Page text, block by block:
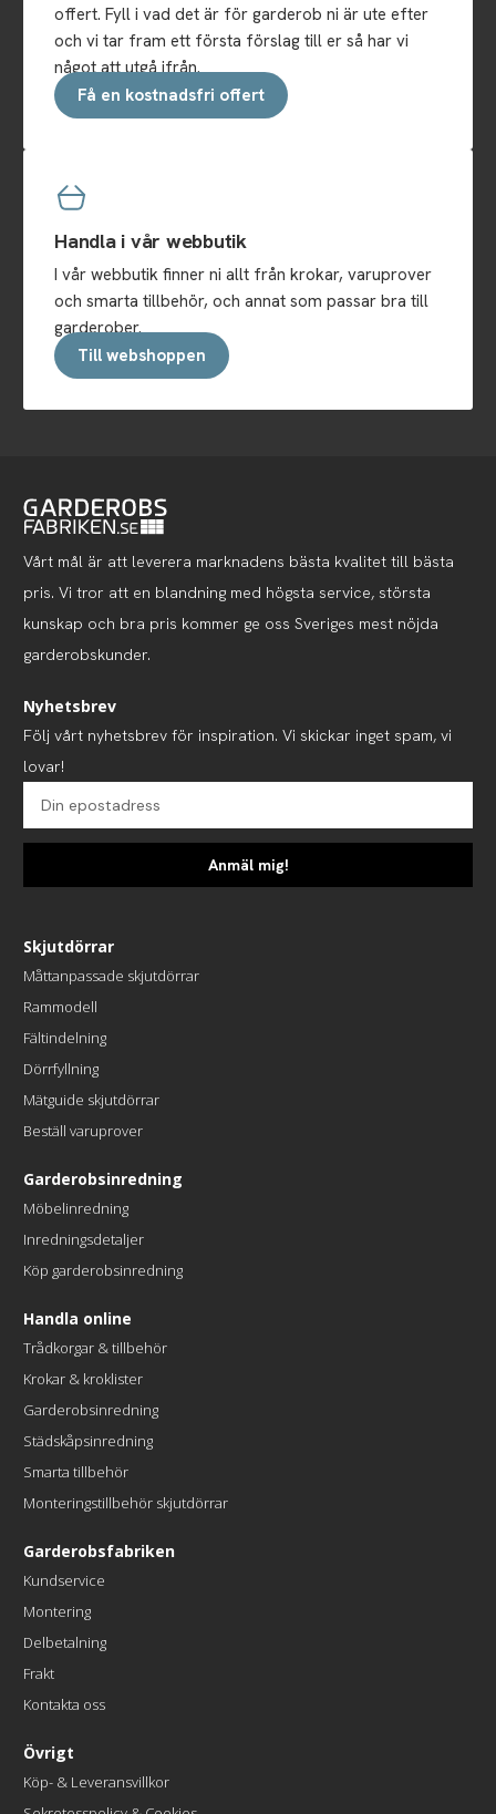
offert. Fyll i vad det är för garderob ni är ute efter
och vi tar fram ett första förslag till er så har vi
något att utgå ifrån.
Få en kostnadsfri offert
Handla i vår webbutik
I vår webbutik finner ni allt från krokar, varuprover
och smarta tillbehör, och annat som passar bra till
garderober.
Till webshoppen
Vårt mål är att leverera marknadens bästa kvalitet till bästa
pris. Vi tror att en blandning med högsta service, största
kunskap och bra pris kommer ge oss Sveriges mest nöjda
garderobskunder.
Nyhetsbrev
Följ vårt nyhetsbrev för inspiration. Vi skickar inget spam, vi
lovar!
Anmäl mig!
Skjutdörrar
Måttanpassade skjutdörrar
Rammodell
Fältindelning
Dörrfyllning
Mätguide skjutdörrar
Beställ varuprover
Garderobsinredning
Möbelinredning
Inredningsdetaljer
Köp garderobsinredning
Handla online
Trådkorgar & tillbehör
Krokar & kroklister
Garderobsinredning
Städskåpsinredning
Smarta tillbehör
Monteringstillbehör skjutdörrar
Garderobsfabriken
Kundservice
Montering
Delbetalning
Frakt
Kontakta oss
Övrigt
Köp- & Leveransvillkor